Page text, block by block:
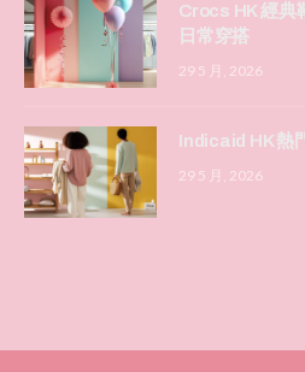
Crocs HK 經典
日常穿搭
29 5 月, 2026
Indicaid HK 熱
29 5 月, 2026